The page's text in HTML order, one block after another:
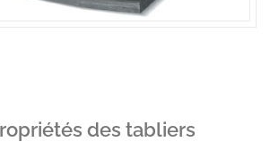
des tabliers